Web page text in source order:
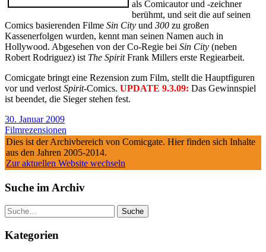
als Comicautor und -zeichner
berühmt, und seit die auf seinen
Comics basierenden Filme Sin City und 300 zu großen
Kassenerfolgen wurden, kennt man seinen Namen auch in
Hollywood. Abgesehen von der Co-Regie bei Sin City (neben
Robert Rodriguez) ist The SpiritFrank Millers erste Regiearbeit.
Comicgate bringt eine Rezension zum Film, stellt die Hauptfiguren
vor und verlost Spirit-Comics. UPDATE 9.3.09: Das Gewinnspiel
ist beendet, die Sieger stehen fest.
30. Januar 2009
Filmrezensionen
Dies ist der Archivbereich von Comicgate. Hier finden sich Inhalte
aus den Jahren 2005-2014.
Zur aktuellen Website wechseln
Suche im Archiv
Suche
Kategorien